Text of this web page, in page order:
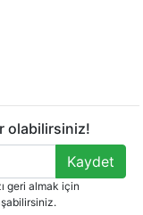
olabilirsiniz!
Kaydet
geri almak için